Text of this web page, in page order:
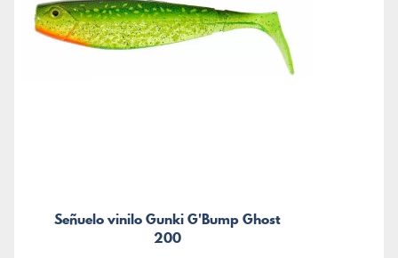
Señuelo vinilo Gunki G'Bump Ghost
200